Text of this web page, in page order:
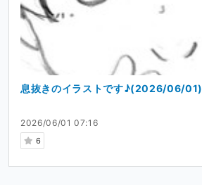
2026/06/01 07:16
6
息抜きのイラストです♪(2026/06/01)